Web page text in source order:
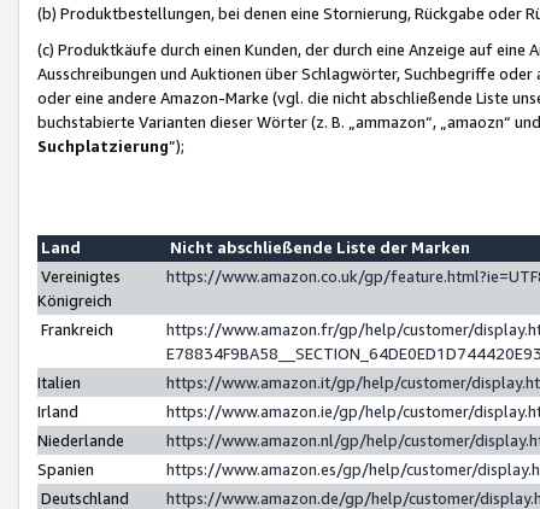
(b) Produktbestellungen, bei denen eine Stornierung, Rückgabe oder
(c) Produktkäufe durch einen Kunden, der durch eine Anzeige auf
Ausschreibungen und Auktionen über Schlagwörter, Suchbegriffe
oder eine andere Amazon-Marke (vgl. die nicht abschließende Liste
buchstabierte Varianten dieser Wörter (z. B. „ammazon“, „amaozn“
Suchplatzierung”);
Land
Nicht abschließende Liste der Marken
Vereinigtes
Königreich
https://www.amazon.co.uk/gp/
Frankreich
https://www.amazon.fr/gp/help/customer/
Italien
https://www.amazon.it/gp/help/customer/
Irland
https://www.amazon.ie/gp/help/customer/
Niederlande
https://www.amazon.nl/gp/help/customer/
Spanien
https://www.amazon.es/gp/help/customer/
Deutschland
https://www.amazon.de/gp/help/customer/